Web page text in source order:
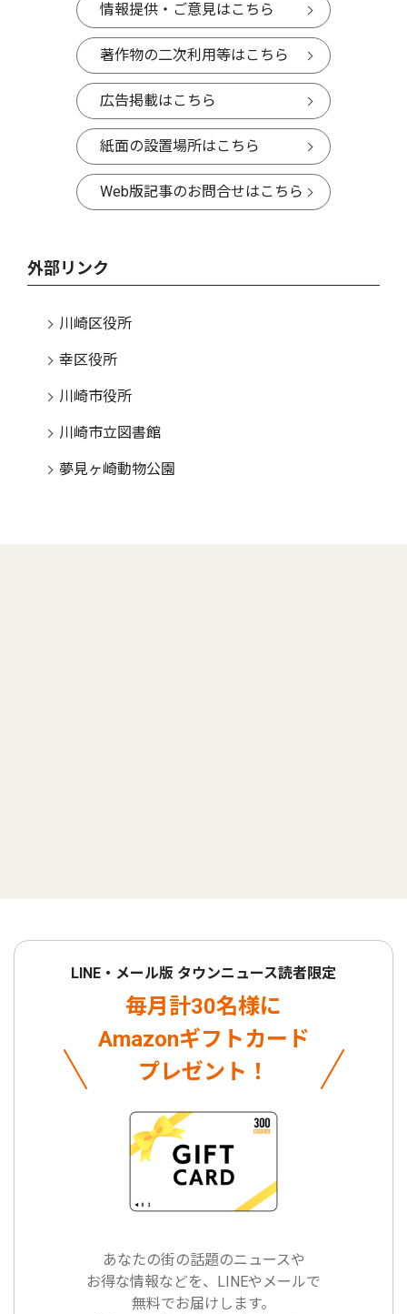
情報提供・ご意見はこちら
著作物の二次利用等はこちら
広告掲載はこちら
紙面の設置場所はこちら
Web版記事のお問合せはこちら
外部リンク
川崎区役所
幸区役所
川崎市役所
川崎市立図書館
夢見ヶ崎動物公園
LINE・メール版 タウンニュース読者限定
毎月計30名様に
Amazonギフトカード
プレゼント！
あなたの街の話題のニュースや
お得な情報などを、LINEやメールで
無料でお届けします。